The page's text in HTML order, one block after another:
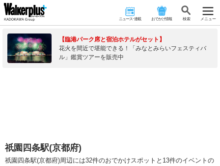
ニュース･連載 おでかけ情報 検 索 メニュー
【臨港パーク席と宿泊ホテルがセット】
花火を間近で堪能できる！「みなとみらいフェスティバ
ル」鑑賞ツアーを販売中
祇園四条駅(京都府)
祇園四条駅(京都府)周辺には32件のおでかけスポットと13件のイベントの